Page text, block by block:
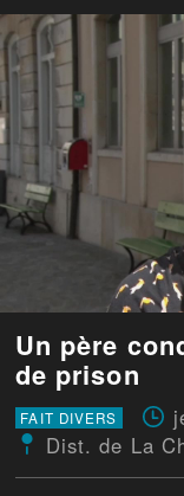
Un père
de prison
FAIT DIVERS
Dist. de La